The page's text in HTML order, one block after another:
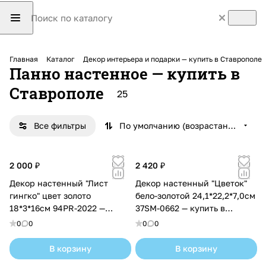
Главная Каталог Декор интерьера и подарки — купить в Ставрополе
Панно настенное — купить в
Ставрополе
25
Все фильтры По умолчанию (возрастание)
2 000 ₽
Декор настенный "Лист
гингко" цвет золото
18*3*16см 94PR-2022 —
купить в Ставрополе с
0 0
В корзину
2 420 ₽
Декор настенный "Цветок"
бело-золотой 24,1*22,2*7,0см
37SM-0662 — купить в
Ставрополе с доставкой
0 0
В корзину